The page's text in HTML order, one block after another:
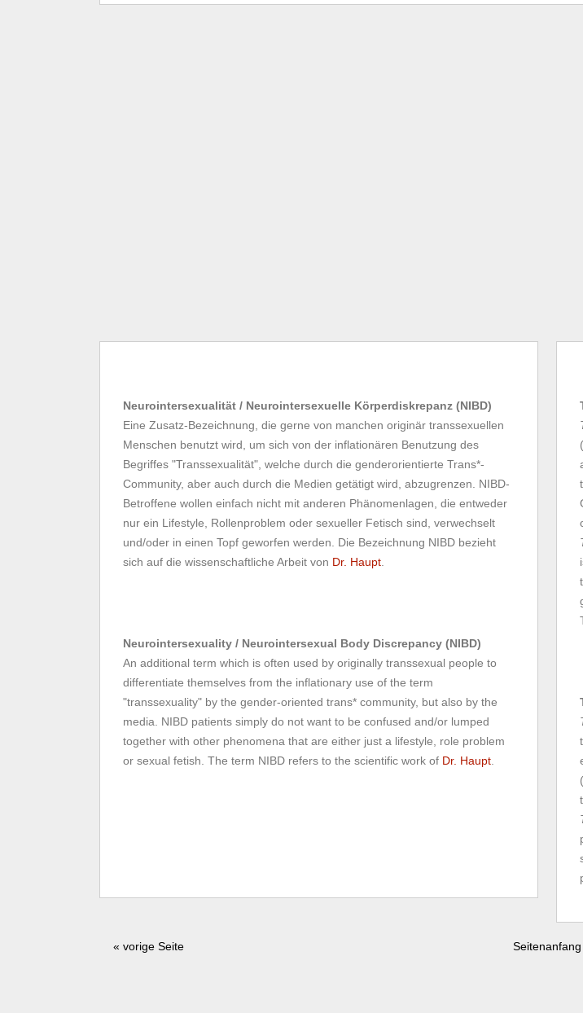
Neurointersexualität / Neurointersexuelle Körperdiskrepanz (NIBD)
Eine Zusatz-Bezeichnung, die gerne von manchen originär transsexuellen
Menschen benutzt wird, um sich von der inflationären Benutzung des
Begriffes "Transsexualität", welche durch die genderorientierte Trans*-
Community, aber auch durch die Medien getätigt wird, abzugrenzen. NIBD-
Betroffene wollen einfach nicht mit anderen Phänomenlagen, die entweder
nur ein Lifestyle, Rollenproblem oder sexueller Fetisch sind, verwechselt
und/oder in einen Topf geworfen werden. Die Bezeichnung NIBD bezieht
sich auf die wissenschaftliche Arbeit von Dr. Haupt
Neurointersexuality / Neurointersexual Body Discrepancy (NIBD)
An additional term which is often used by originally transsexual people to
differentiate themselves from the inflationary use of the term
"transsexuality" by the gender-oriented trans* community, but also by the
media. NIBD patients simply do not want to be confused and/or lumped
together with other phenomena that are either just a lifestyle, role problem
or sexual fetish. The term NIBD refers to the scientific work of Dr. Haupt
« vorige Seite Seitenanfang